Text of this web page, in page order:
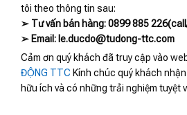
tôi theo thông tin sau:
➢ Tư vấn bán hàng: 0899 885
➢ Email: le.ducdo@tudong-ttc.com
Cảm ơn quý khách đã truy cập vào
ĐỘNG TTC Kính chúc quý khách
hữu ích và có những trải nghiệm tuyệt